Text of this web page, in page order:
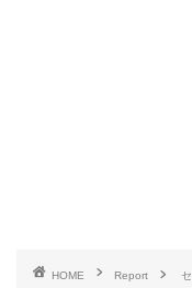
HOME Report